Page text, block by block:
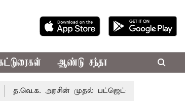
ஆண்டு சந்தா
அரசின் முதல் பட்ஜெட்: மாற்றமா?, தடுமாற்றமா?